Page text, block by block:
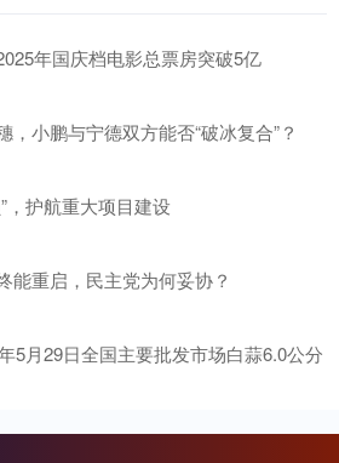
年国庆档电影总票房突破5亿
，小鹏与宁德双方能否“破冰复合”？
，护航重大项目建设
能重启，民主党为何妥协？
5月29日全国主要批发市场白蒜6.0公分